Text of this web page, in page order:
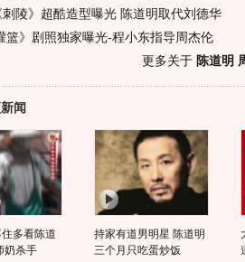
刺陵》超酷造型曝光 陈道明取代刘德华
篮》剧照独家曝光-程小东指导周杰伦
更多关于 陈道明
闻
多看陈道
奶杀手
持家有道男明星 陈道明
三个月只吃蛋炒饭